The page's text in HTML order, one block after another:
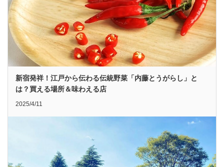
新宿発祥！江戸から伝わる伝統野菜「内藤とうがらし」と
は？買える場所＆味わえる店
2025/4/11